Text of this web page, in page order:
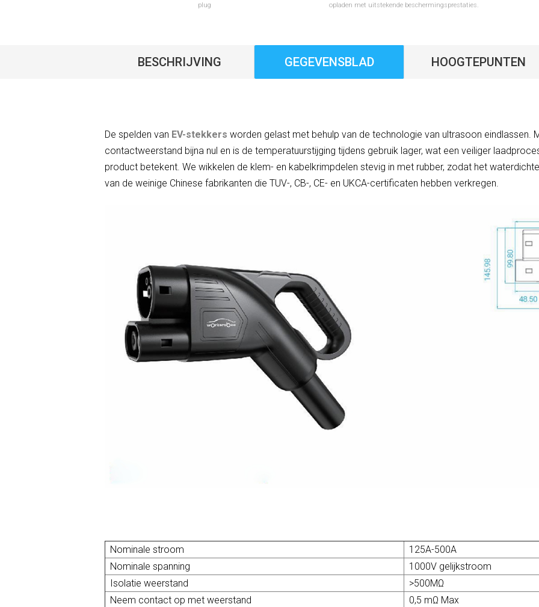
plug
LEES VERDER
opladen met uitstekende beschermingsprestaties.
BESCHRIJVING GEGEVENSBLAD HOOGTEPUNTEN
De spelden van EV-stekkers worden gelast met behulp van de technologie van ultrasoon eindlassen.
contactweerstand bijna nul en is de temperatuurstijging tijdens gebruik lager, wat een veiliger
product betekent. We wikkelen de klem- en kabelkrimpdelen stevig in met rubber, zodat het
van de weinige Chinese fabrikanten die TUV-, CB-, CE- en UKCA-certificaten hebben verkregen.
Nominale stroom
125A-500A
Nominale spanning
1000V gelijkstroom
Isolatie weerstand
>500MΩ
Neem contact op met weerstand
0,5 mΩ Max